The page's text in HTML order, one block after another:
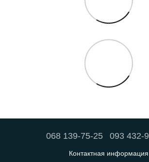
068 139-75-25 093 432-
Контактная информация